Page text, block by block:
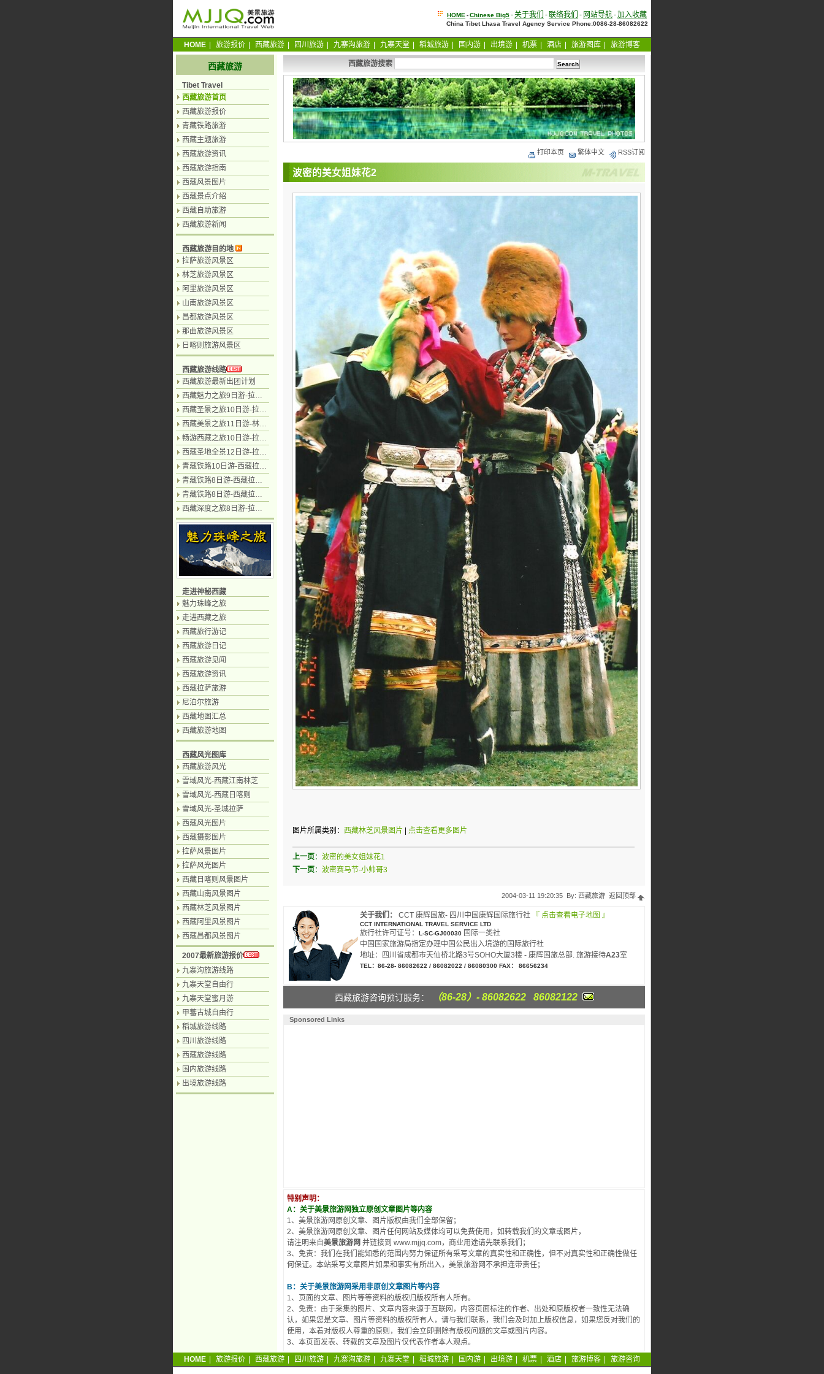
HOME -Chinese Big5-关于我们 -联络我们 - 网站导航-加入收藏
China Tibet Lhasa Travel Agency Service Phone:0086-28-86082622
HOME 旅游报价 西藏旅游 四川旅游 九寨沟旅游 九寨天堂 稻城旅游 国内游 出境游 机票 酒店 旅游图库 旅游博客
西藏旅游搜索
打印本页 繁体中文 RSS订阅
波密的美女姐妹花2
图片所属类别： 西藏林芝风景图片 点击查看更多图片
上一页： 波密的美女姐妹花1
下一页： 波密赛马节-小帅哥3
2004-03-11 19:20:35 By: 西藏旅游 返回顶部
关于我们： CCT 康辉国旅- 四川中国康辉国际旅行社 『 点击查看电子地图 』
CCT INTERNATIONAL TRAVEL SERVICE LTD
旅行社许可证号： L-SC-GJ00030 国际一类社
中国国家旅游局指定办理中国公民出入境游的国际旅行社
地址：四川省成都市天仙桥北路3号SOHO大厦3楼 - 康辉国旅总部. 旅游接待A23室
TEL：86-28- 86082622 / 86082022 / 86080300 FAX： 86656234
西藏旅游咨询预订服务： （86-28）- 86082622 86082122
Sponsored Links
特别声明：
A：关于美景旅游网独立原创文章图片等内容
1、美景旅游网原创文章、图片版权由我们全部保留；
2、美景旅游网原创文章、图片任何网站及媒体均可以免费使用，如转载我们的文章或图片，
请注明来自美景旅游网 并链接到 www.mjjq.com，商业用途请先联系我们；
3、免责：我们在我们能知悉的范围内努力保证所有采写文章的真实性和正确性，但不对真实性和正确性做任
何保证。本站采写文章图片如果和事实有所出入，美景旅游网不承担连带责任；
B：关于美景旅游网采用非原创文章图片等内容
1、页面的文章、图片等等资料的版权归版权所有人所有。
2、免责：由于采集的图片、文章内容来源于互联网，内容页面标注的作者、出处和原版权者一致性无法确
认，如果您是文章、图片等资料的版权所有人，请与我们联系，我们会及时加上版权信息，如果您反对我们的
使用，本着对版权人尊重的原则，我们会立即删除有版权问题的文章或图片内容。
3、本页面发表、转载的文章及图片仅代表作者本人观点。
西藏旅游
Tibet Travel
西藏旅游首页
西藏旅游报价
青藏铁路旅游
西藏主题旅游
西藏旅游资讯
西藏旅游指南
西藏风景图片
西藏景点介绍
西藏自助旅游
西藏旅游新闻
西藏旅游目的地
拉萨旅游风景区
林芝旅游风景区
阿里旅游风景区
山南旅游风景区
昌都旅游风景区
那曲旅游风景区
日喀则旅游风景区
西藏旅游线路
西藏旅游最新出团计划
西藏魅力之旅9日游-拉萨日喀则珠峰天湖纳木措
西藏圣景之旅10日游-拉萨.林芝.雅鲁藏布江.南迦巴瓦峰.珠峰.纳木措
西藏美景之旅11日游-林芝.波密.拉萨.日喀则.珠峰.纳木措
畅游西藏之旅10日游-拉萨.羊湖.日喀则.珠峰.纳木措.林芝
西藏圣地全景12日游-拉萨.林芝.日喀则.珠峰.纳木措.泽当12日游
青藏铁路10日游-西藏拉萨.林芝.羊湖.日喀则.纳木措
青藏铁路8日游-西藏拉萨.林芝.纳木错
青藏铁路8日游-西藏拉萨.日喀则.羊湖.纳木错
西藏深度之旅8日游-拉萨日喀则.林芝.藏北草原深度8日游
走进神秘西藏
魅力珠峰之旅
走进西藏之旅
西藏旅行游记
西藏旅游日记
西藏旅游见闻
西藏旅游资讯
西藏拉萨旅游
尼泊尔旅游
西藏地图汇总
西藏旅游地图
西藏风光图库
西藏旅游风光
雪域风光-西藏江南林芝
雪域风光-西藏日喀则
雪域风光-圣城拉萨
西藏风光图片
西藏摄影图片
拉萨风景图片
拉萨风光图片
西藏日喀则风景图片
西藏山南风景图片
西藏林芝风景图片
西藏阿里风景图片
西藏昌都风景图片
2007最新旅游报价
九寨沟旅游线路
九寨天堂自由行
九寨天堂蜜月游
甲蕃古城自由行
稻城旅游线路
四川旅游线路
西藏旅游线路
国内旅游线路
出境旅游线路
HOME 旅游报价 西藏旅游 四川旅游 九寨沟旅游 九寨天堂 稻城旅游 国内游 出境游 机票 酒店 旅游博客 旅游咨询